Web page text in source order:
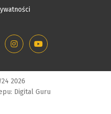
2026
Digital Guru